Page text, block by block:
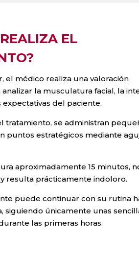
EL
el médico realiza una valoración
la musculatura facial, la
expectativas del paciente.
tratamiento, se administran
puntos estratégicos mediante
aproximadamente 15 minutos,
resulta prácticamente indoloro.
puede continuar con su rutina
siguiendo únicamente unas
las primeras horas.